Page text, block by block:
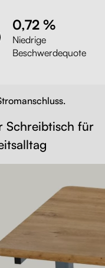
0,72 %
Niedrige
Beschwerdequote
Schreibtisch für